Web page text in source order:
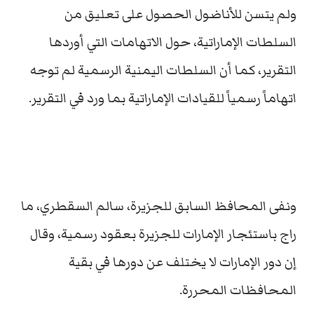
ولم يتسن للأناضول الحصول على تعليق من
السلطات الإماراتية، حول الاتهامات التي أوردها
التقرير، كما أن السلطات اليمنية الرسمية لم توجه
اتهاماً رسمياً للقيادات الإماراتية بما ورد في التقرير.
ونفى المحافظ السابق للجزيرة، سالم السقطري، ما
راج باستئجار الإمارات للجزيرة بعقود رسمية، وقال
إن دور الإمارات لا يختلف عن دورها في بقية
المحافظات المحررة.